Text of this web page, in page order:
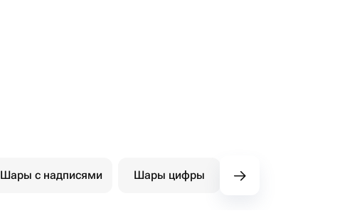
Шары с надписями Шары цифры